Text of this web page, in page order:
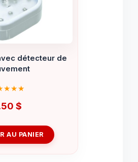
détecteur de
$
AU PANIER